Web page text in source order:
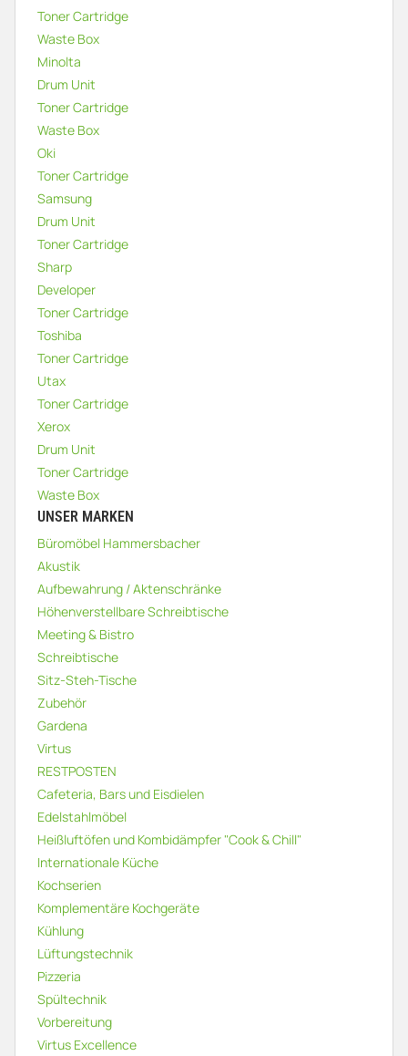
Toner Cartridge
Waste Box
Minolta
Drum Unit
Toner Cartridge
Waste Box
Oki
Toner Cartridge
Samsung
Drum Unit
Toner Cartridge
Sharp
Developer
Toner Cartridge
Toshiba
Toner Cartridge
Utax
Toner Cartridge
Xerox
Drum Unit
Toner Cartridge
Waste Box
UNSER MARKEN
Büromöbel Hammersbacher
Akustik
Aufbewahrung / Aktenschränke
Höhenverstellbare Schreibtische
Meeting & Bistro
Schreibtische
Sitz-Steh-Tische
Zubehör
Gardena
Virtus
RESTPOSTEN
Cafeteria, Bars und Eisdielen
Edelstahlmöbel
Heißluftöfen und Kombidämpfer "Cook & Chill"
Internationale Küche
Kochserien
Komplementäre Kochgeräte
Kühlung
Lüftungstechnik
Pizzeria
Spültechnik
Vorbereitung
Virtus Excellence